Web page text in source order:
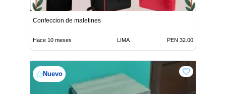
Confeccion de maletines
Hace 10 meses LIMA PEN 32.00
Nuevo